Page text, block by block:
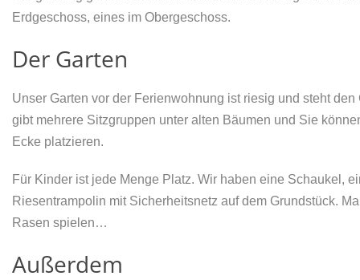
Erdgeschoss, eines im Obergeschoss.
Der Garten
Unser Garten vor der Ferienwohnung ist riesig und steht
gibt mehrere Sitzgruppen unter alten Bäumen und Sie
Ecke platzieren.
Für Kinder ist jede Menge Platz. Wir haben eine Schaukel,
Riesentrampolin mit Sicherheitsnetz auf dem Grundstück.
Rasen spielen…
Außerdem